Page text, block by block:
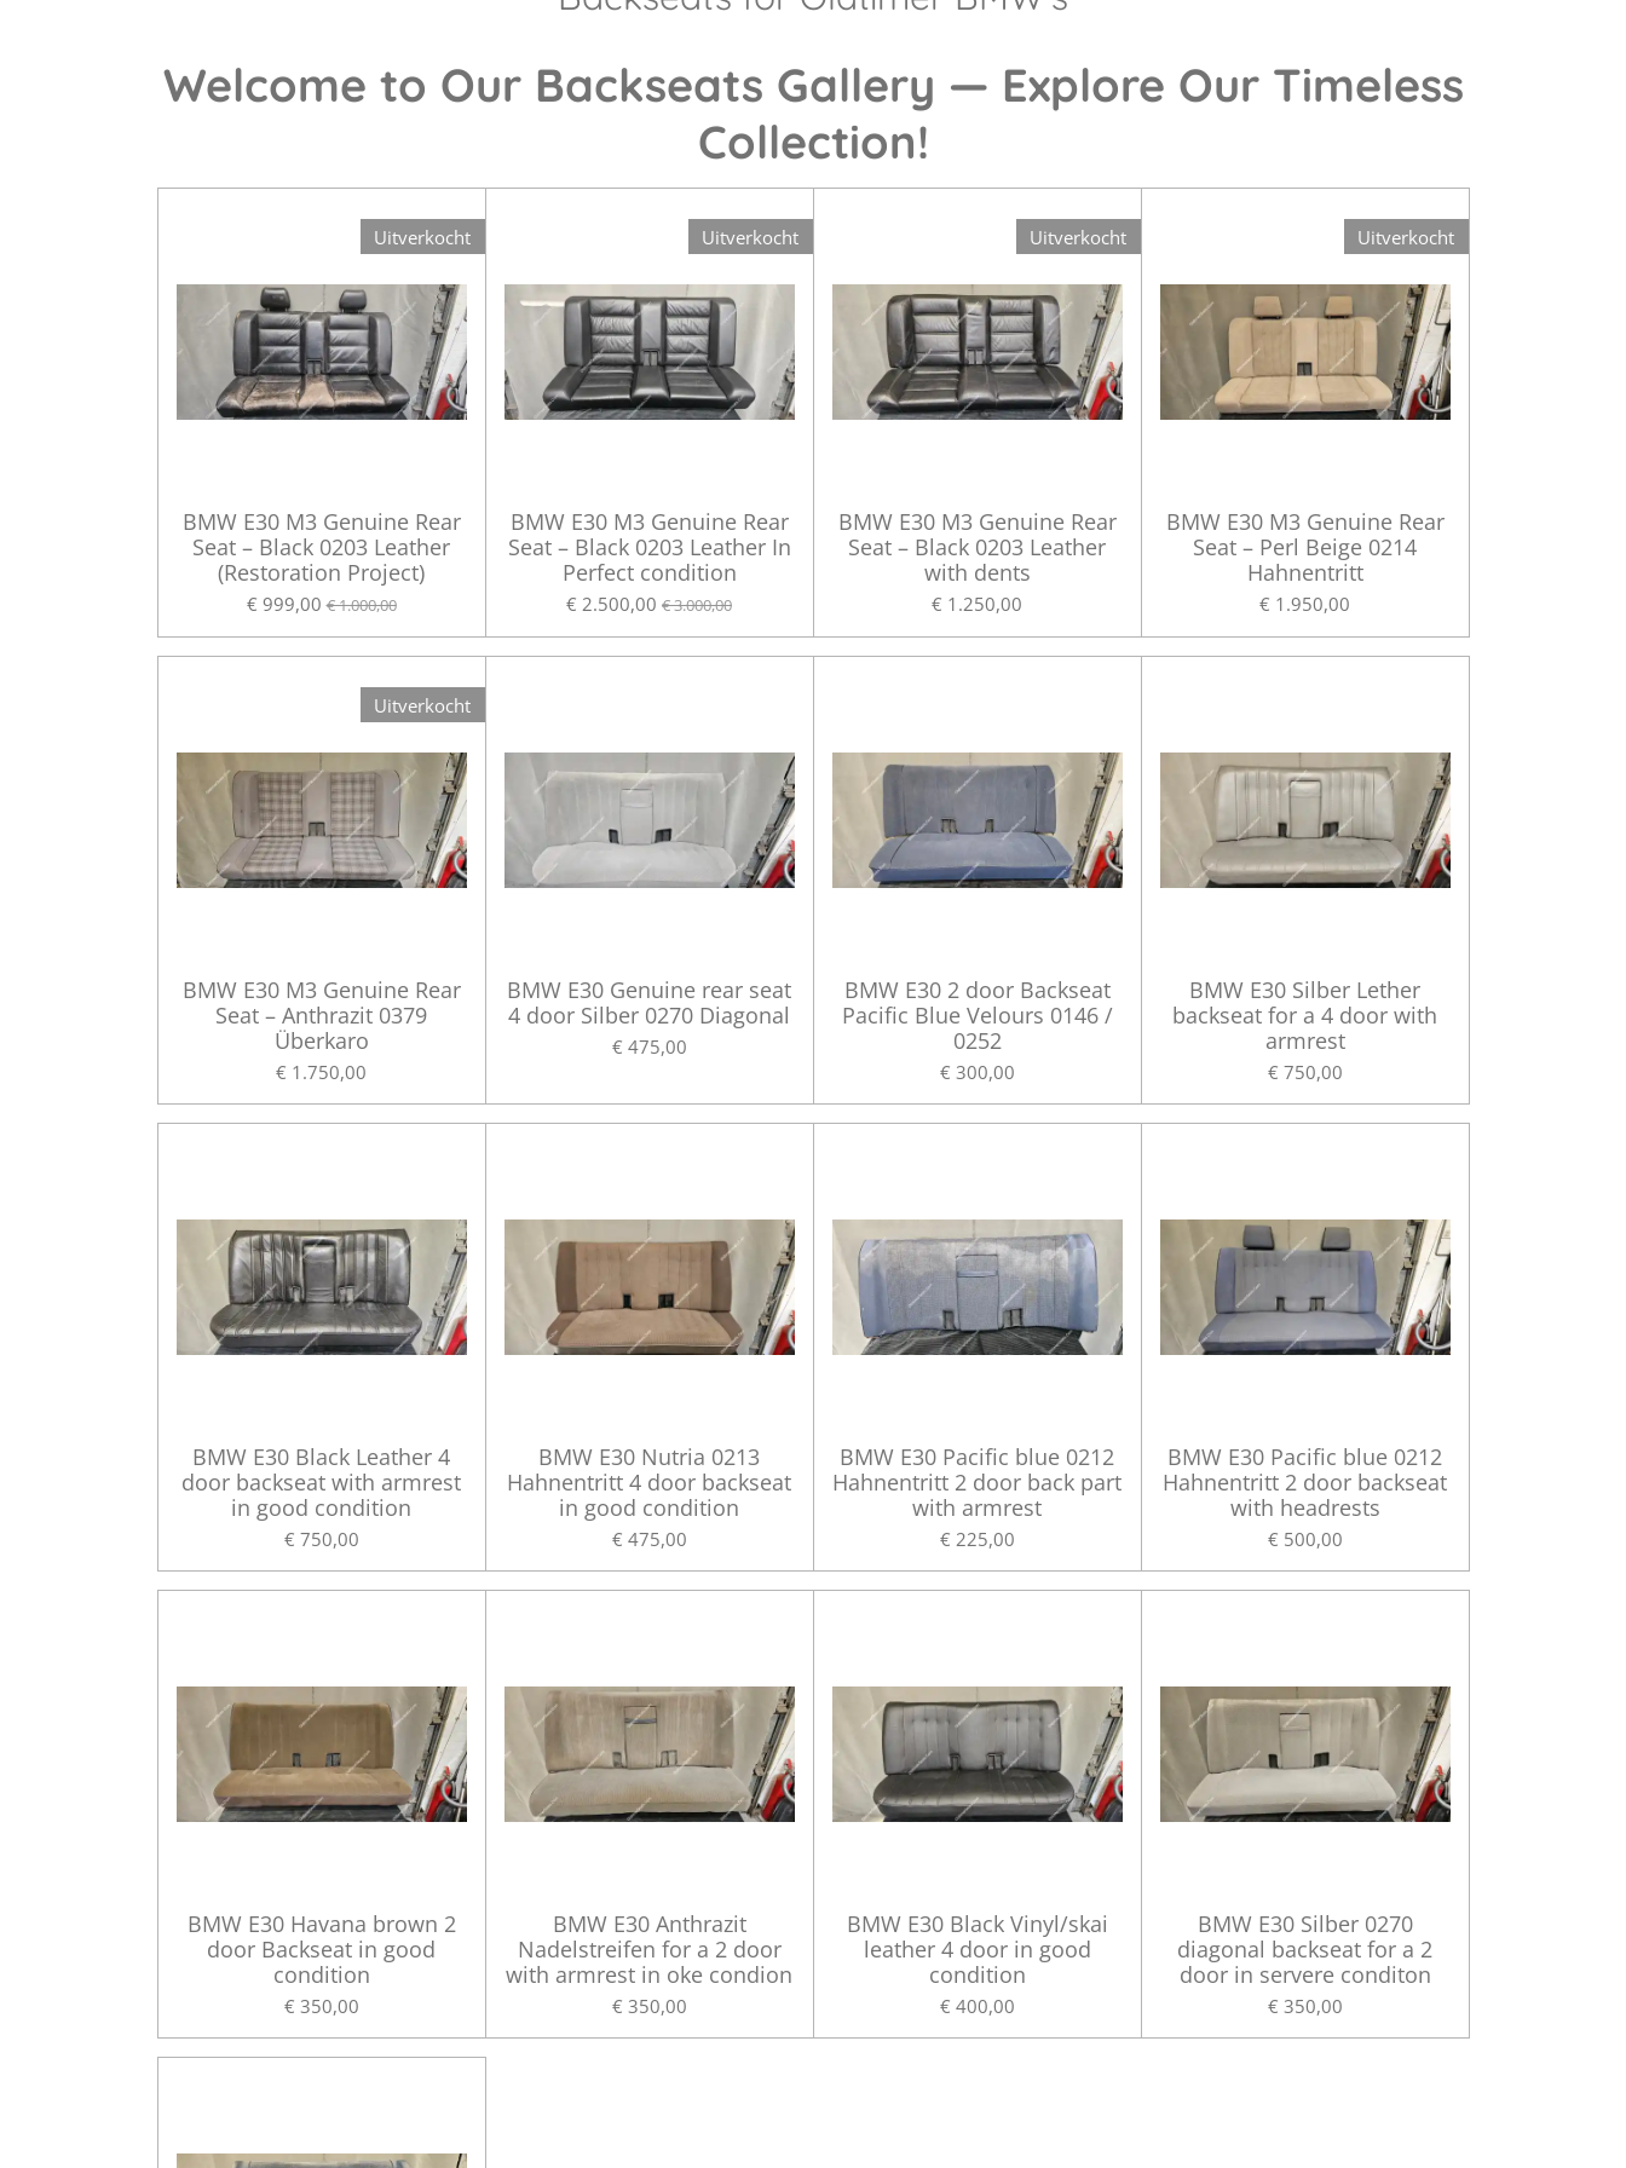
Welcome to Our Backseats Gallery — Explore Our Timeless
Collection!
Uitverkocht
BMW E30 M3 Genuine Rear
Seat – Black 0203 Leather
(Restoration Project)
€ 999,00 € 1.000,00
Uitverkocht
BMW E30 M3 Genuine Rear
Seat – Black 0203 Leather In
Perfect condition
€ 2.500,00 € 3.000,00
Uitverkocht
BMW E30 M3 Genuine Rear
Seat – Black 0203 Leather
with dents
€ 1.250,00
Uitverkocht
BMW E30 M3 Genuine Rear
Seat – Perl Beige 0214
Hahnentritt
€ 1.950,00
Uitverkocht
BMW E30 M3 Genuine Rear
Seat – Anthrazit 0379
Überkaro
€ 1.750,00
BMW E30 Genuine rear seat
4 door Silber 0270 Diagonal
€ 475,00
BMW E30 2 door Backseat
Pacific Blue Velours 0146 /
0252
€ 300,00
BMW E30 Silber Lether
backseat for a 4 door with
armrest
€ 750,00
BMW E30 Black Leather 4
door backseat with armrest
in good condition
€ 750,00
BMW E30 Nutria 0213
Hahnentritt 4 door backseat
in good condition
€ 475,00
BMW E30 Pacific blue 0212
Hahnentritt 2 door back part
with armrest
€ 225,00
BMW E30 Pacific blue 0212
Hahnentritt 2 door backseat
with headrests
€ 500,00
BMW E30 Havana brown 2
door Backseat in good
condition
€ 350,00
BMW E30 Anthrazit
Nadelstreifen for a 2 door
with armrest in oke condion
€ 350,00
BMW E30 Black Vinyl/skai
leather 4 door in good
condition
€ 400,00
BMW E30 Silber 0270
diagonal backseat for a 2
door in servere conditon
€ 350,00